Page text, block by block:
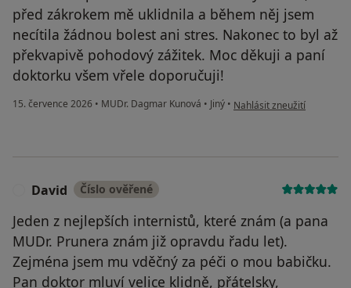
před zákrokem mě uklidnila a během něj jsem
necítila žádnou bolest ani stres. Nakonec to byl až
překvapivě pohodový zážitek. Moc děkuji a paní
doktorku všem vřele doporučuji!
15. července 2026 • MUDr. Dagmar Kunová • Jiný • podle názoru uživatele S.B.
Nahlásit zneužití
David Číslo ověřené
Jeden z nejlepších internistů, které znám (a pana
MUDr. Prunera znám již opravdu řadu let).
Zejména jsem mu vděčný za péči o mou babičku.
Pan doktor mluví velice klidně, přátelsky,